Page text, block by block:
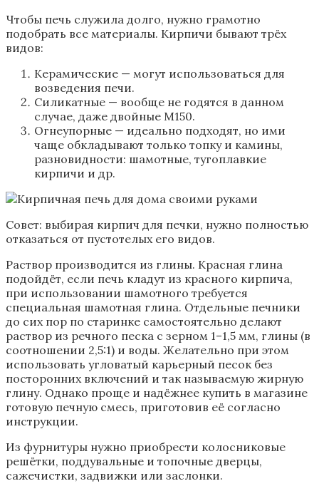
Чтобы печь служила долго, нужно грамотно
подобрать все материалы. Кирпичи бывают трёх
видов:
Керамические — могут использоваться для
возведения печи.
Силикатные — вообще не годятся в данном
случае, даже двойные М150.
Огнеупорные — идеально подходят, но ими
чаще обкладывают только топку и камины,
разновидности: шамотные, тугоплавкие
кирпичи и др.
Совет: выбирая кирпич для печки, нужно полностью
отказаться от пустотелых его видов.
Раствор производится из глины. Красная глина
подойдёт, если печь кладут из красного кирпича,
при использовании шамотного требуется
специальная шамотная глина. Отдельные печники
до сих пор по старинке самостоятельно делают
раствор из речного песка с зерном 1–1,5 мм, глины (в
соотношении 2,5:1) и воды. Желательно при этом
использовать угловатый карьерный песок без
посторонних включений и так называемую жирную
глину. Однако проще и надёжнее купить в магазине
готовую печную смесь, приготовив её согласно
инструкции.
Из фурнитуры нужно приобрести колосниковые
решётки, поддувальные и топочные дверцы,
сажечистки, задвижки или заслонки.